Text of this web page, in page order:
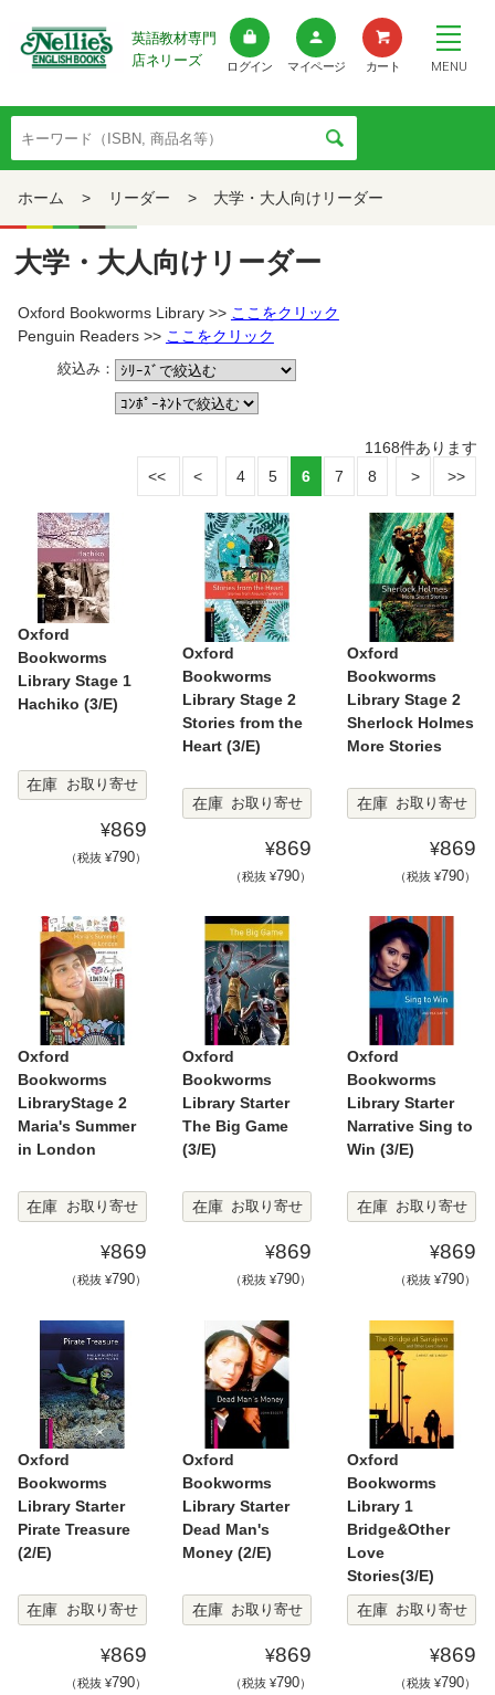
英語教材専門
店ネリーズ
ログイン マイページ カート MENU
ホーム > リーダー > 大学・大人向けリーダー
大学・大人向けリーダー
Oxford Bookworms Library >> ここをクリック
Penguin Readers >> ここをクリック
絞込み：
1168件あります
4
5 6 7 8
Oxford
Bookworms
Library Stage 1
Hachiko (3/E)
在庫 お取り寄せ
¥869
（税抜 ¥790）
Oxford
Bookworms
Library Stage 2
Stories from the
Heart (3/E)
在庫 お取り寄せ
¥869
（税抜 ¥790）
Oxford
Bookworms
Library Stage 2
Sherlock Holmes
More Stories
在庫 お取り寄せ
¥869
（税抜 ¥790）
Oxford
Bookworms
LibraryStage 2
Maria's Summer
in London
在庫 お取り寄せ
¥869
（税抜 ¥790）
Oxford
Bookworms
Library Starter
The Big Game
(3/E)
在庫 お取り寄せ
¥869
（税抜 ¥790）
Oxford
Bookworms
Library Starter
Narrative Sing to
Win (3/E)
在庫 お取り寄せ
¥869
（税抜 ¥790）
Oxford
Bookworms
Library Starter
Pirate Treasure
(2/E)
在庫 お取り寄せ
¥869
（税抜 ¥790）
Oxford
Bookworms
Library Starter
Dead Man's
Money (2/E)
在庫 お取り寄せ
¥869
（税抜 ¥790）
Oxford
Bookworms
Library 1
Bridge&Other
Love
Stories(3/E)
在庫
お取り寄せ
¥869
（税抜 ¥790）